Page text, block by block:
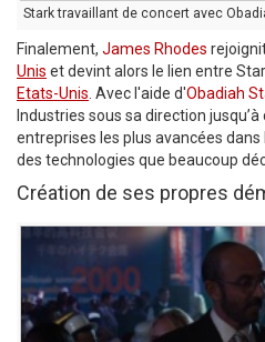
Stark travaillant de concert avec
Finalement, James Rhodes
Unis et devint alors le lien entre
Etats-Unis . Avec l'aide d'Obadiah
Industries sous sa direction
entreprises les plus avancées
des technologies que beaucoup
Création de ses propres